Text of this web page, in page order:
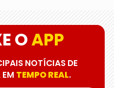
OAPP
NOTÍCIAS DE
EM TEMPO REAL.